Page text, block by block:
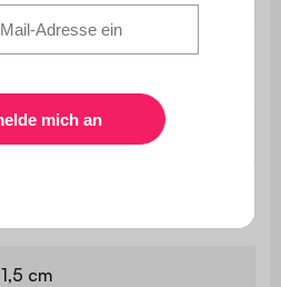
B 40 x T 40 x H 50 cm
1,5 cm